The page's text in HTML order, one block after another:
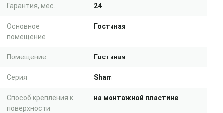
Гарантия, мес. 24
Основное
помещение
Гостиная
Помещение Гостиная
Серия Sham
Способ крепления к
поверхности
на монтажной пластине